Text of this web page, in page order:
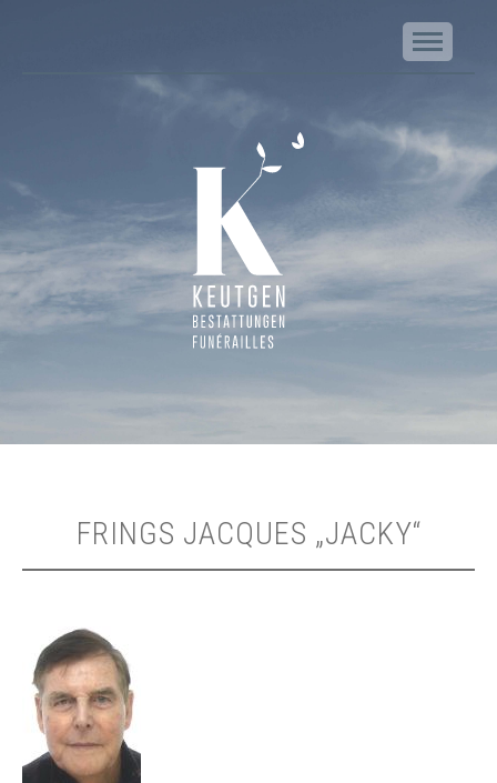
Keutgen | Bestattungen - Funérailles
FRINGS JACQUES „JACKY“